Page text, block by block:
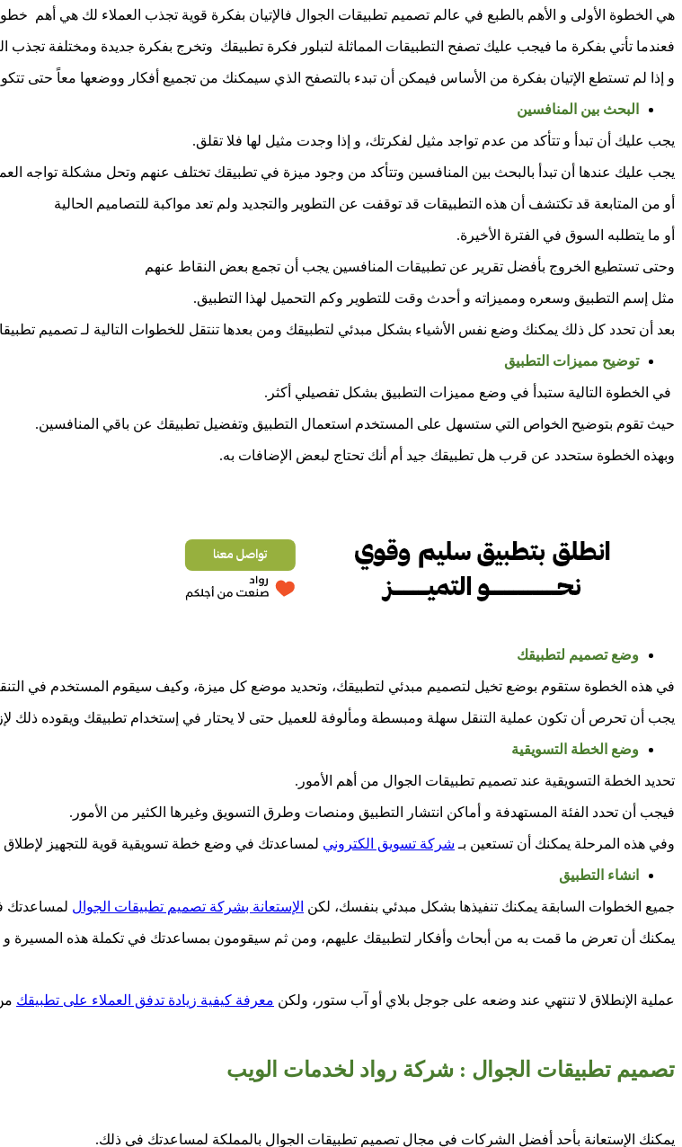
هي الخطوة الأولى و الأهم بالطبع في عالم تصميم تطبيقات الجوال فالإتيان بفكرة قوية تجذب العملاء لك هي أهم
فعندما تأتي بفكرة ما فيجب عليك تصفح التطبيقات المماثلة لتبلور فكرة تطبيقك وتخرج بفكرة جديدة ومختلفة تجذب
و إذا لم تستطع الإتيان بفكرة من الأساس فيمكن أن تبدء بالتصفح الذي سيمكنك من تجميع أفكار ووضعها معاً حتى
البحث بين المنافسين
يجب عليك أن تبدأ و تتأكد من عدم تواجد مثيل لفكرتك، و إذا وجدت مثيل لها فلا تقلق.
يجب عليك عندها أن تبدأ بالبحث بين المنافسين وتتأكد من وجود ميزة في تطبيقك تختلف عنهم وتحل مشكلة تواجه
أو من المتابعة قد تكتشف أن هذه التطبيقات قد توقفت عن التطوير والتجديد ولم تعد مواكبة للتصاميم الحالية
أو ما يتطلبه السوق في الفترة الأخيرة.
وحتى تستطيع الخروج بأفضل تقرير عن تطبيقات المنافسين يجب أن تجمع بعض النقاط عنهم
مثل إسم التطبيق وسعره ومميزاته و أحدث وقت للتطوير وكم التحميل لهذا التطبيق.
بعد أن تحدد كل ذلك يمكنك وضع نفس الأشياء بشكل مبدئي لتطبيقك ومن بعدها تنتقل للخطوات التالية لـ تصميم
توضيح مميزات التطبيق
في الخطوة التالية ستبدأ في وضع مميزات التطبيق بشكل تفصيلي أكثر.
حيث تقوم بتوضيح الخواص التي ستسهل على المستخدم استعمال التطبيق وتفضيل تطبيقك عن باقي المنافسين.
وبهذه الخطوة ستحدد عن قرب هل تطبيقك جيد أم أنك تحتاج لبعض الإضافات به.
وضع تصميم لتطبيقك
في هذه الخطوة ستقوم بوضع تخيل لتصميم مبدئي لتطبيقك، وتحديد موضع كل ميزة، وكيف سيقوم المستخدم في التنقل
يجب أن تحرص أن تكون عملية التنقل سهلة ومبسطة ومألوفة للعميل حتى لا يحتار في إستخدام تطبيقك ويقوده ذلك
وضع الخطة التسويقية
تحديد الخطة التسويقية عند تصميم تطبيقات الجوال من أهم الأمور.
فيجب أن تحدد الفئة المستهدفة و أماكن انتشار التطبيق ومنصات وطرق التسويق وغيرها الكثير من الأمور.
وفي هذه المرحلة يمكنك أن تستعين بـ شركة تسويق الكتروني لمساعدتك في وضع خطة تسويقية قوية للتجهيز لإطلاق
انشاء التطبيق
جميع الخطوات السابقة يمكنك تنفيذها بشكل مبدئي بنفسك، لكن الإستعانة بشركة تصميم تطبيقات الجوال لمساعدتك
يمكنك أن تعرض ما قمت به من أبحاث وأفكار لتطبيقك عليهم، ومن ثم سيقومون بمساعدتك في تكملة هذه المسيرة و
عملية الإنطلاق لا تنتهي عند وضعه على جوجل بلاي أو آب ستور، ولكن معرفة كيفية زيادة تدفق العملاء على تطبيقك
تصميم تطبيقات الجوال : شركة رواد لخدمات الويب
يمكنك الإستعانة بأحد أفضل الشركات في مجال تصميم تطبيقات الجوال بالمملكة لمساعدتك في ذلك.